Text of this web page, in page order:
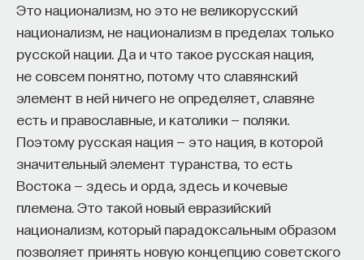
Это национализм, но это не великорусский
национализм, не национализм в пределах только
русской нации. Да и что такое русская нация,
не совсем понятно, потому что славянский
элемент в ней ничего не определяет, славяне
есть и православные, и католики — поляки.
Поэтому русская нация — это нация, в которой
значительный элемент туранства, то есть
Востока — здесь и орда, здесь и кочевые
племена. Это такой новый евразийский
национализм, который парадоксальным образом
позволяет принять новую концепцию советского
создан. Они некритично делегируют агенту
самые разные задачи и переносят в эту
коммуникацию далеко не лучшие привычки.
Но если использовать ИИ как сложного
собеседника, который заставляет уточнять
основания, спорить и продумывать собственную
позицию, тогда студент действительно
продвигается. Решающее значение имеет
не объем общения и не тип задания, а характер
самой коммуникации».